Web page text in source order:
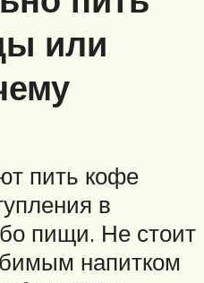
или
пить кофе
в
пищи. Не стоит
напитком